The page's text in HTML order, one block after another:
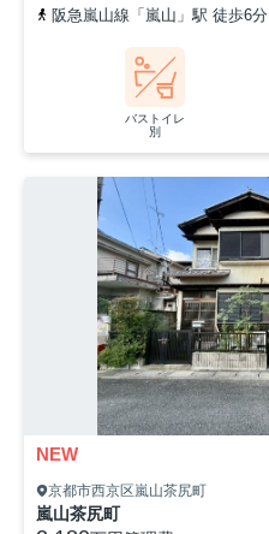
阪急嵐山線「嵐山」駅 徒歩6分
バストイレ
別
NEW
京都市西京区嵐山茶尻町
嵐山茶尻町